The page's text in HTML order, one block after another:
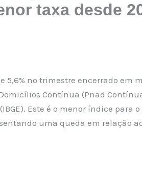
taxa desde
5,6% no trimestre encerrado em
Contínua (Pnad
Este é o menor índice para
uma queda em relação